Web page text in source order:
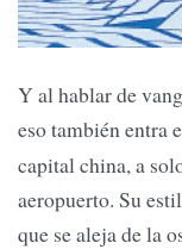
Y al hablar de
eso también entra
capital china, a
aeropuerto. Su
que se aleja de la